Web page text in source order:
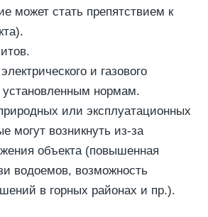
может стать препятствием к
и газового
установленным нормам.
или эксплуатационных
могут возникнуть из-за
объекта (повышенная
водоемов, возможность
в горных районах и пр.).